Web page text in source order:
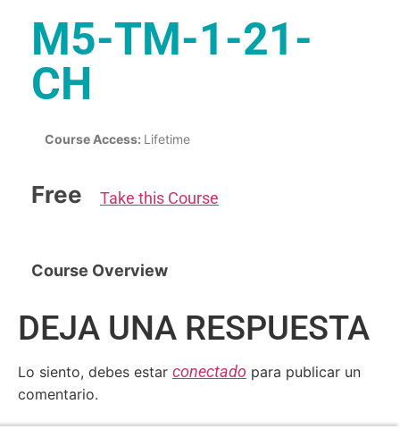
M5-TM-1-21-
CH
Course Access: Lifetime
Free Take this Course
Course Overview
DEJA UNA RESPUESTA
Lo siento, debes estar conectado para publicar un
comentario.